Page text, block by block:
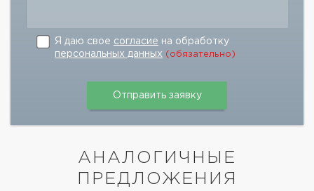
Я даю свое согласие на обработку
персональных данных (обязательно)
АНАЛОГИЧНЫЕ
ПРЕДЛОЖЕНИЯ